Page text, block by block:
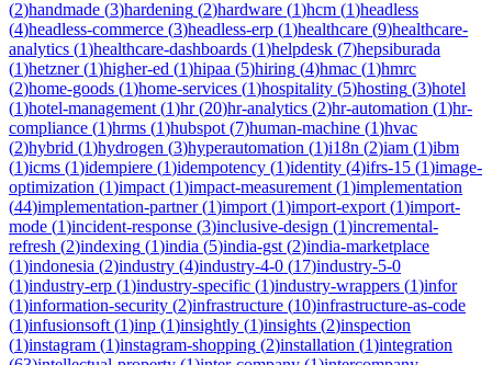
(2)handmade (3)hardening (2)hardware (1)hcm (1)headless
(4)headless-commerce (3)headless-erp (1)healthcare (9)healthcare-
analytics (1)healthcare-dashboards (1)helpdesk (7)hepsiburada
(1)hetzner(1)higher-ed (1)hipaa (5)hiring (4)hmac (1)hmrc
(2)home-goods (1)home-services (1)hospitality (5)hosting (3)hotel
(1)hotel-management (1)hr(20)hr-analytics (2)hr-automation (1)hr-
compliance (1)hrms (1)hubspot (7)human-machine (1)hvac
(2)hybrid (1)hydrogen (3)hyperautomation (1)i18n (2)iam (1)ibm
(1)icms (1)idempiere (1)idempotency (1)identity (4)ifrs-15 (1)image-
optimization (1)impact (1)impact-measurement (1)implementation
(44)implementation-partner(1)import (1)import-export (1)import-
mode (1)incident-response (3)inclusive-design (1)incremental-
refresh (2)indexing (1)india (5)india-gst (2)india-marketplace
(1)indonesia (2)industry (4)industry-4-0 (17)industry-5-0
(1)industry-erp (1)industry-specific (1)industry-wrappers (1)infor
(1)information-security (2)infrastructure (10)infrastructure-as-code
(1)infusionsoft (1)inp (1)insightly (1)insights (2)inspection
(1)instagram (1)instagram-shopping (2)installation (1)integration